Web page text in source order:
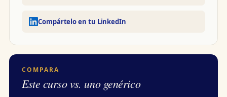
Compártelo en tu LinkedIn
COMPARA
Este curso vs. uno genérico